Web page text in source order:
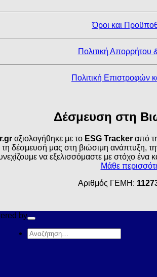
Όροι και
Πολιτική Απορρήτου
Πολιτική Επιστροφών
Δέσμευση στη
αξιολογήθηκε με το ESG Tracker από
δέσμευσή μας στη βιώσιμη ανάπτυξη,
να εξελισσόμαστε με στόχο ένα
Μάθε
Αριθμός ΓΕΜΗ:
by
Αναζήτηση
για: